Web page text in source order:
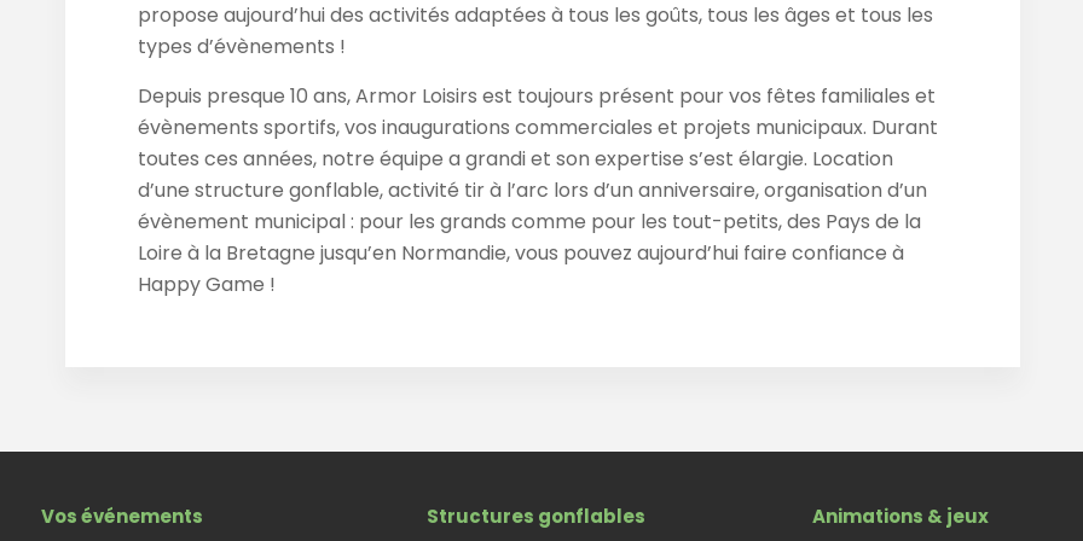
propose aujourd’hui des activités adaptées à tous les goûts, tous les âges et tous les
types d’évènements !
Depuis presque 10 ans, Armor Loisirs est toujours présent pour vos fêtes familiales et
évènements sportifs, vos inaugurations commerciales et projets municipaux. Durant
toutes ces années, notre équipe a grandi et son expertise s’est élargie. Location
d’une structure gonflable, activité tir à l’arc lors d’un anniversaire, organisation d’un
évènement municipal : pour les grands comme pour les tout-petits, des Pays de la
Loire à la Bretagne jusqu’en Normandie, vous pouvez aujourd’hui faire confiance à
Happy Game !
Vos événements Structures gonflables Animations & jeux